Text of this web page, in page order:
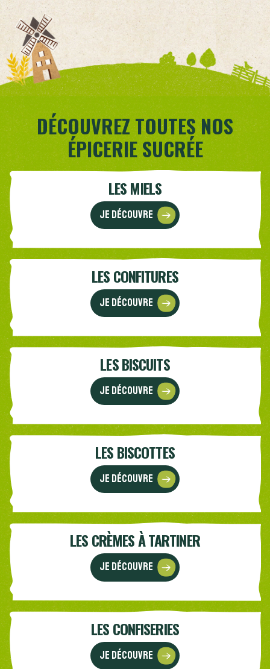
DÉCOUVREZ TOUTES NOS
ÉPICERIE SUCRÉE
LES MIELS
Je découvre
LES CONFITURES
Je découvre
LES BISCUITS
Je découvre
LES BISCOTTES
Je découvre
LES CRÈMES À TARTINER
Je découvre
LES CONFISERIES
Je découvre